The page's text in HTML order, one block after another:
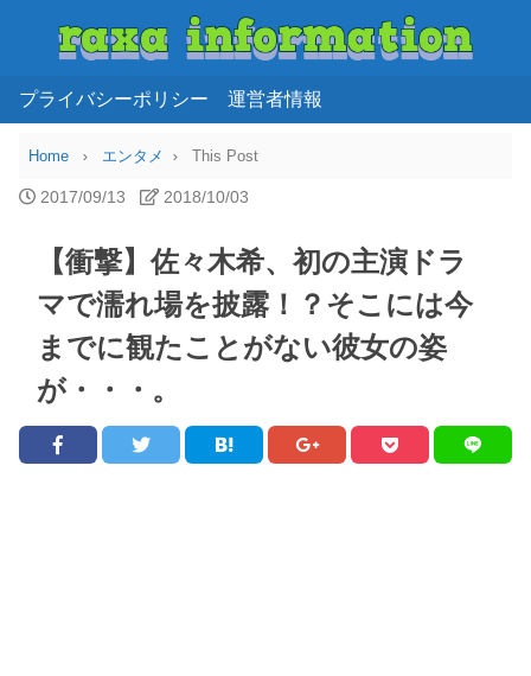
プライバシーポリシー 運営者情報
Home エンタメ This Post
2017/09/13 2018/10/03
【衝撃】佐々木希、初の主演ドラ
マで濡れ場を披露！？そこには今
までに観たことがない彼女の姿
が・・・。